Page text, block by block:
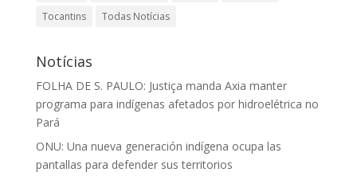
Tocantins
Todas Notícias
Notícias
FOLHA DE S. PAULO: Justiça manda Axia manter
programa para indígenas afetados por hidroelétrica no
Pará
ONU: Una nueva generación indígena ocupa las
pantallas para defender sus territorios